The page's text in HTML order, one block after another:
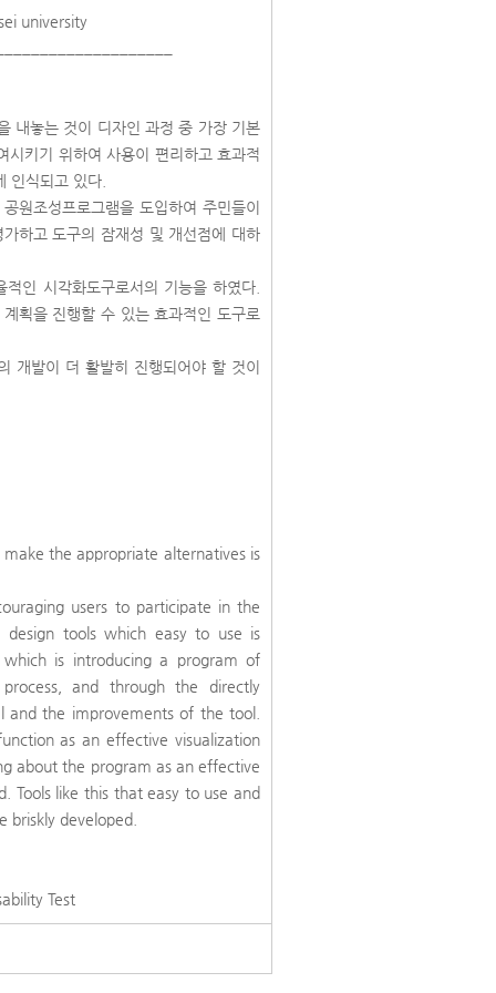
university
내놓는 것이 디자인 과정 중 가장 기본
시키기 위하여 사용이 편리하고 효과적
인식되고 있다.
원조성프로그램을 도입하여 주민들이
하고 도구의 잠재성 및 개선점에 대하
인 시각화도구로서의 기능을 하였다.
획을 진행할 수 있는 효과적인 도구로
개발이 더 활발히 진행되어야 할 것이
the appropriate alternatives is
users to participate in the
design tools which easy to use is
is introducing a program of
and through the directly
the improvements of the tool.
as an effective visualization
about the program as an effective
Tools like this that easy to use and
briskly developed.
Test